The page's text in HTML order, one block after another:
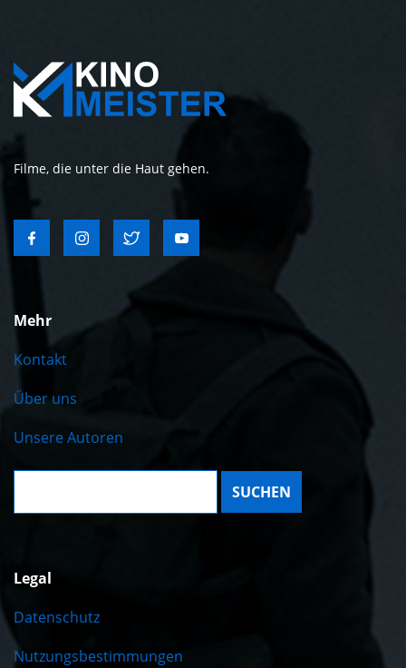
Filme, die unter die Haut gehen.
Mehr
Kontakt
Über uns
Unsere Autoren
Suche:
Legal
Datenschutz
Nutzungsbestimmungen